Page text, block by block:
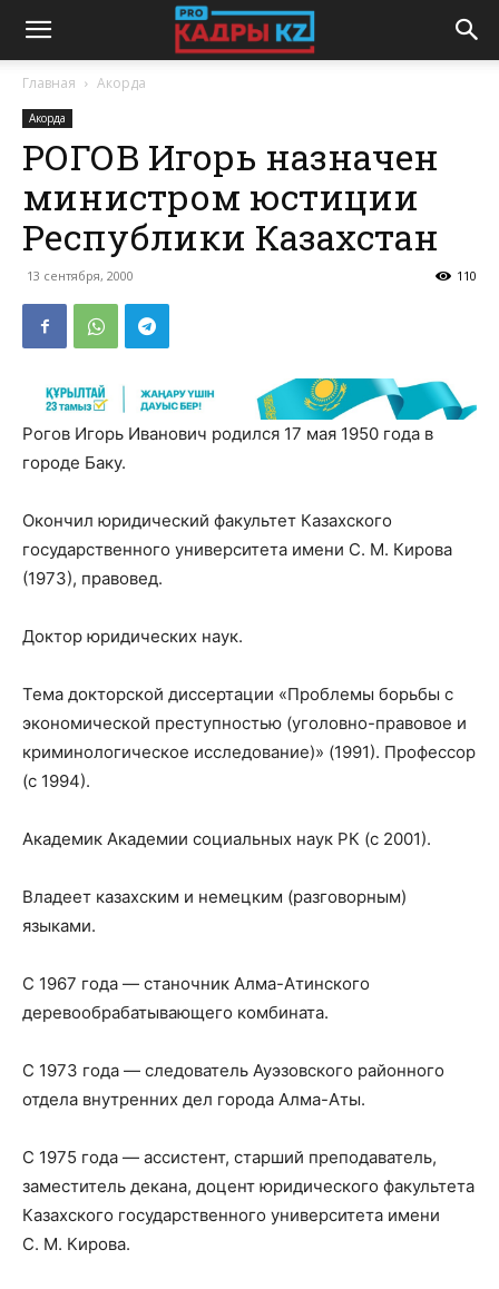
Главная Акорда
Акорда
РОГОВ Игорь назначен
министром юстиции
Республики Казахстан
13 сентября, 2000 110
Рогов Игорь Иванович родился 17 мая 1950 года в
городе Баку.
Окончил юридический факультет Казахского
государственного университета имени С. М. Кирова
(1973), правовед.
Доктор юридических наук.
Тема докторской диссертации «Проблемы борьбы с
экономической преступностью (уголовно-правовое и
криминологическое исследование)» (1991). Профессор
(с 1994).
Академик Академии социальных наук РК (с 2001).
Владеет казахским и немецким (разговорным)
языками.
С 1967 года — станочник Алма-Атинского
деревообрабатывающего комбината.
С 1973 года — следователь Ауэзовского районного
отдела внутренних дел города Алма-Аты.
С 1975 года — ассистент, старший преподаватель,
заместитель декана, доцент юридического факультета
Казахского государственного университета имени
С. М. Кирова.